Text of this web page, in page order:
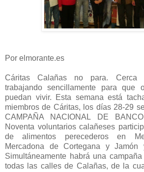
Por elmorante.es
Cáritas Calañas no para. Cerca
trabajando sencillamente para que
puedan vivir. Esta semana está
miembros de Cáritas, los días 28-29
CAMPAÑA NACIONAL DE
Noventa voluntarios calañeses
de alimentos perecederos en
Mercadona de Cortegana y
Simultáneamente habrá una
todas las calles de Calañas, de la